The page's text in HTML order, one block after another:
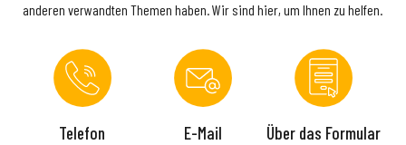
anderen verwandten Themen haben. Wir sind hier, um Ihnen zu helfen.
Telefon E-Mail Über das Formular